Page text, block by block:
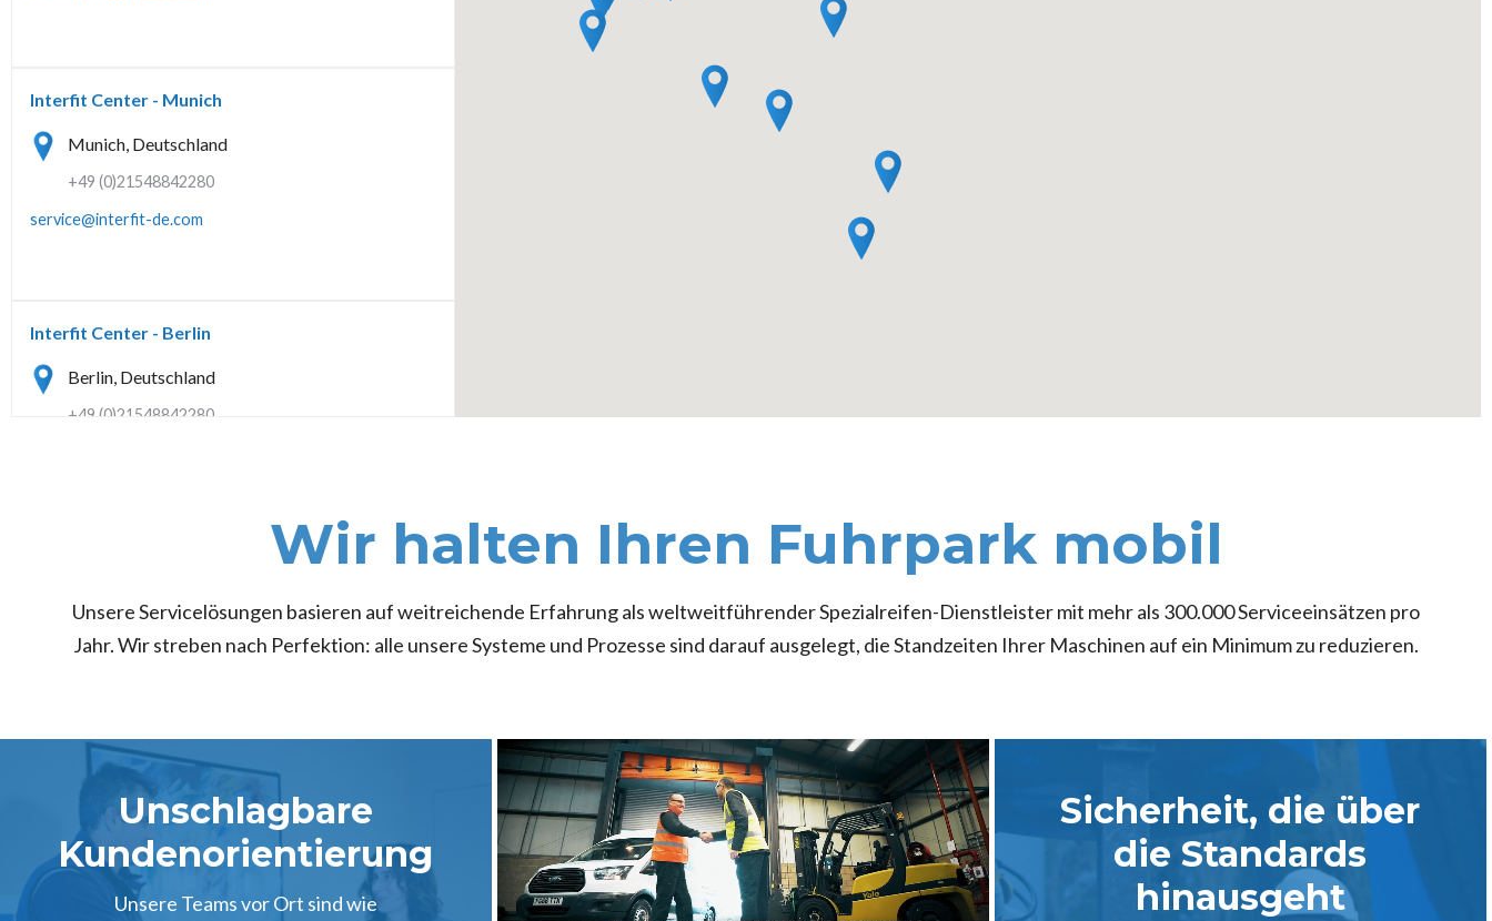
Interfit Center - Munich
Munich, Deutschland
+49 (0)21548842280
service@interfit-de.com
Interfit Center - Berlin
Berlin, Deutschland
+49 (0)21548842280
Interfit Center - Mönchengladbach
Mönchengladbach, Deutschland
+49 (0)21548842280
Wir halten Ihren Fuhrpark mobil
Unsere Servicelösungen basieren auf weitreichende Erfahrung als weltweitführender Spezialreifen-Dienstleister mit mehr als 300.000 Serviceeinsätzen pro
Jahr. Wir streben nach Perfektion: alle unsere Systeme und Prozesse sind darauf ausgelegt, die Standzeiten Ihrer Maschinen auf ein Minimum zu reduzieren.
Unschlagbare
Kundenorientierung
Unsere Teams vor Ort sind wie
Sicherheit, die über
die Standards
hinausgeht